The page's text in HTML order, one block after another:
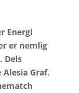
Energi
er nemlig
Dels
Graf.